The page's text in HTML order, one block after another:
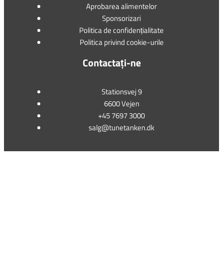
Aprobarea alimentelor
Sponsorizari
Politica de confidențialitate
Politica privind cookie-urile
Contactați-ne
Stationsvej 9
6600 Vejen
+45 7697 3000
salg@tunetanken.dk